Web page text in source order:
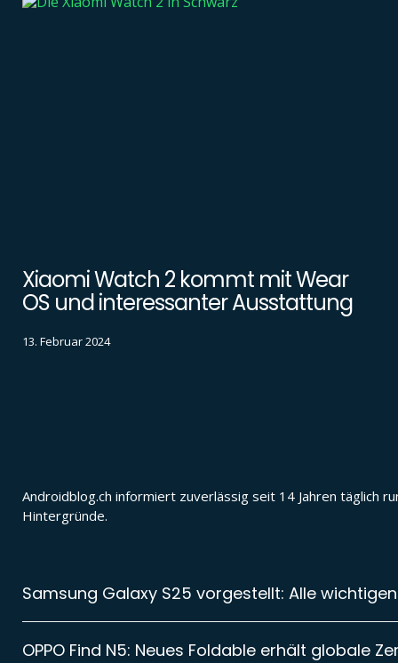
Xiaomi Watch 2 kommt mit Wear
OS und interessanter Ausstattung
13. Februar 2024
Androidblog.ch informiert zuverlässig seit 14 Jahren täglich
Hintergründe.
Samsung Galaxy S25 vorgestellt: Alle
OPPO Find N5: Neues Foldable erhält globale